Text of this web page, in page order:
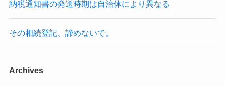
納税通知書の発送時期は自治体により異なる
その相続登記、諦めないで。
Archives